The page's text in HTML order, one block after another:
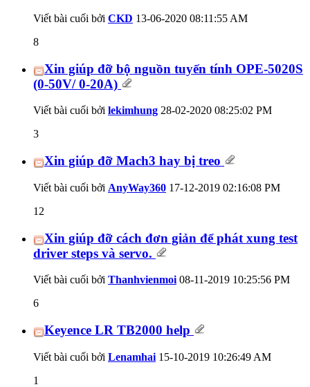
Viết bài cuối bởi CKD 13-06-2020 08:11:55 AM
8
Xin giúp đỡ bộ nguồn tuyến tính OPE-5020S
(0-50V/ 0-20A)
Viết bài cuối bởi lekimhung 28-02-2020 08:25:02 PM
3
Xin giúp đỡ Mach3 hay bị treo
Viết bài cuối bởi AnyWay360 17-12-2019 02:16:08 PM
12
Xin giúp đỡ cách đơn giản để phát xung test
driver steps và servo.
Viết bài cuối bởi Thanhvienmoi 08-11-2019 10:25:56 PM
6
Keyence LR TB2000 help
Viết bài cuối bởi Lenamhai 15-10-2019 10:26:49 AM
1